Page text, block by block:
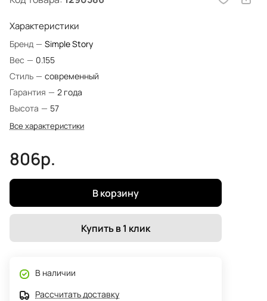
Характеристики
Бренд — Simple Story
Вес — 0.155
Стиль — современный
Гарантия — 2 года
Высота — 57
Все характеристики
806р.
В корзину
Купить в 1 клик
В наличии
Рассчитать доставку